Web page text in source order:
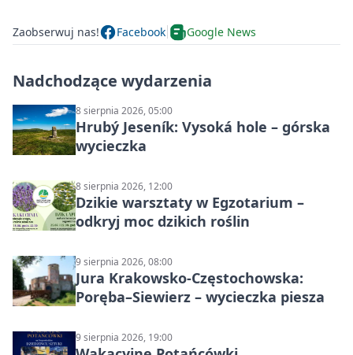
Zaobserwuj nas! Facebook Google News
Nadchodzące wydarzenia
8 sierpnia 2026, 05:00
Hrubý Jeseník: Vysoká hole – górska
wycieczka
8 sierpnia 2026, 12:00
Dzikie warsztaty w Egzotarium –
odkryj moc dzikich roślin
9 sierpnia 2026, 08:00
Jura Krakowsko-Częstochowska:
Poręba–Siewierz – wycieczka piesza
9 sierpnia 2026, 19:00